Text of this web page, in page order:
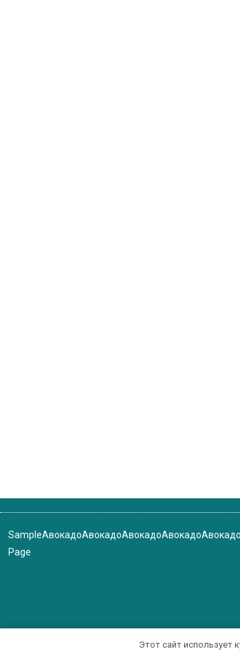
Sample
Page
АвокадоАвокадоАвокадоАвокадоАвокадо
Этот сайт использует